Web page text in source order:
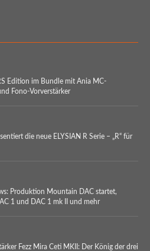
Edition im Bundle mit Ania MC-
Fono-Vorverstärker
die neue ELYSIAN R Serie – „R“ für
Produktion Mountain DAC startet,
1 und DAC 1 mk II und mehr
Fezz Mira Ceti MKII: Der König der drei